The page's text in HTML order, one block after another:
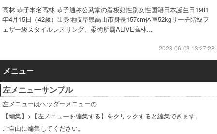
高林 恭子本名高林 恭子通称公武堂の看板娘性別女性国籍日本誕生日1981
年4月15日（42歳）出身地岐阜県高山市身長157cm体重52kgリーチ階級フ
ェザー級スタイルレスリング、柔術所属ALIVE高林...
2023-06-03 13:27:28
メニュー
左メニューサンプル
左メニューはヘッダーメニューの
【編集】>【左メニューを編集する】をクリックすると編集できます。
ご自由に編集してください。